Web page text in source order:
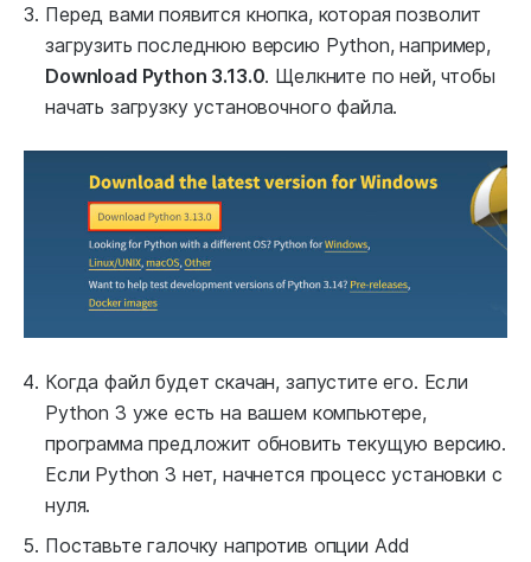
Перед вами появится кнопка, которая позволит
загрузить последнюю версию Python, например,
Download Python 3.13.0. Щелкните по ней, чтобы
начать загрузку установочного файла.
Когда файл будет скачан, запустите его. Если
Python 3 уже есть на вашем компьютере,
программа предложит обновить текущую версию.
Если Python 3 нет, начнется процесс установки с
нуля.
Поставьте галочку напротив опции Add